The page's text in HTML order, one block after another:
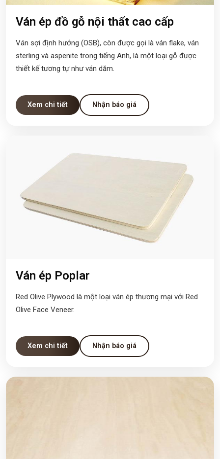
Ván ép đồ gỗ nội thất cao cấp
Ván sợi định hướng (OSB), còn được gọi là ván flake, ván
sterling và aspenite trong tiếng Anh, là một loại gỗ được
thiết kế tương tự như ván dăm.
Xem chi tiết Nhận báo giá
Ván ép Poplar
Red Olive Plywood là một loại ván ép thương mại với Red
Olive Face Veneer.
Xem chi tiết Nhận báo giá